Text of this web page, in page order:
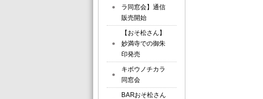
ラ同窓会】通信
販売開始
【おそ松さん】
妙満寺での御朱
印発売
キボウノチカラ
同窓会
BARおそ松さん